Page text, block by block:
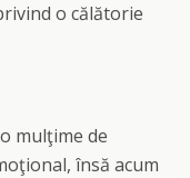
o călătorie
mulţime de
însă acum